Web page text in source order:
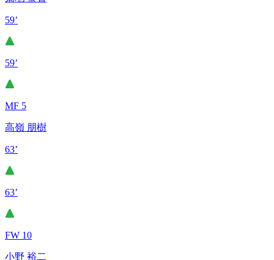
59’
59’
MF 5
高嶺 朋樹
63’
63’
FW 10
小野 裕二